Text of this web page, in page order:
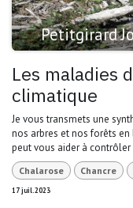
Petitgirard
Les maladies
climatique
Je vous transmets une
nos arbres et nos forêts en
peut vous aider à
Chalarose Chancre
17 juil. 2023